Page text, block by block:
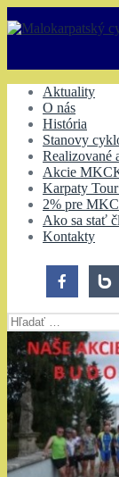
na
Aktuality
O nás
História
Stanovy
Realizované
Akcie
Karpaty
2% pre
Ako sa stať
Kontakty
Hľadať: